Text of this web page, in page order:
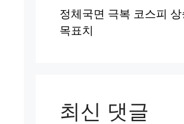
정체국면 극복 코스피
목표치
최신 댓글